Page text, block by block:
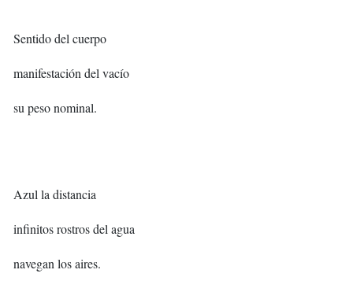
Sentido del cuerpo
manifestación del vacío
su peso nominal.
Azul la distancia
infinitos rostros del agua
navegan los aires.